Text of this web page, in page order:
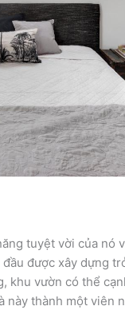
tuyệt vời của nó
được xây dựng
khu vườn có thể
này thành một viên